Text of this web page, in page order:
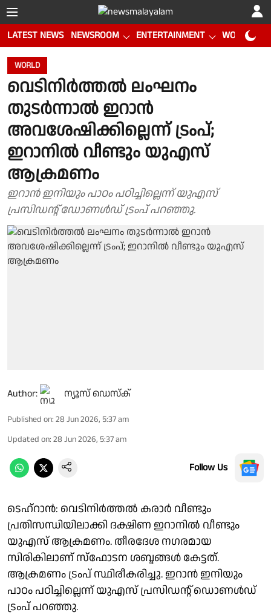
LATEST NEWS NEWSROOM ENTERTAINMENT WORLD CUP
WORLD
വെടിനിര്‍ത്തല്‍ ലംഘനം
തുടര്‍ന്നാല്‍ ഇറാന്‍
അവശേഷിക്കില്ലെന്ന് ട്രംപ്;
ഇറാനില്‍ വീണ്ടും യുഎസ്
ആക്രമണം
ഇറാന്‍ ഇനിയും പാഠം പഠിച്ചില്ലെന്ന് യുഎസ്
പ്രസിഡന്റ് ഡോണള്‍ഡ് ട്രംപ് പറഞ്ഞു.
Author: ന്യൂസ് ഡെസ്ക്
Published on: 28 Jun 2026, 5:37 am
Updated on: 28 Jun 2026, 5:37 am
Follow Us
ടെഹ്‌റാന്‍: വെടിനിര്‍ത്തല്‍ കരാര്‍ വീണ്ടും
പ്രതിസന്ധിയിലാക്കി ദക്ഷിണ ഇറാനില്‍ വീണ്ടും
യുഎസ് ആക്രമണം. തീരദേശ നഗരമായ
സിരികിലാണ് സ്‌ഫോടന ശബ്ദങ്ങള്‍ കേട്ടത്.
ആക്രമണം ട്രംപ് സ്ഥിരീകരിച്ചു. ഇറാന്‍ ഇനിയും
പാഠം പഠിച്ചില്ലെന്ന് യുഎസ് പ്രസിഡന്റ് ഡൊണള്‍ഡ്
ട്രംപ് പറഞ്ഞു.